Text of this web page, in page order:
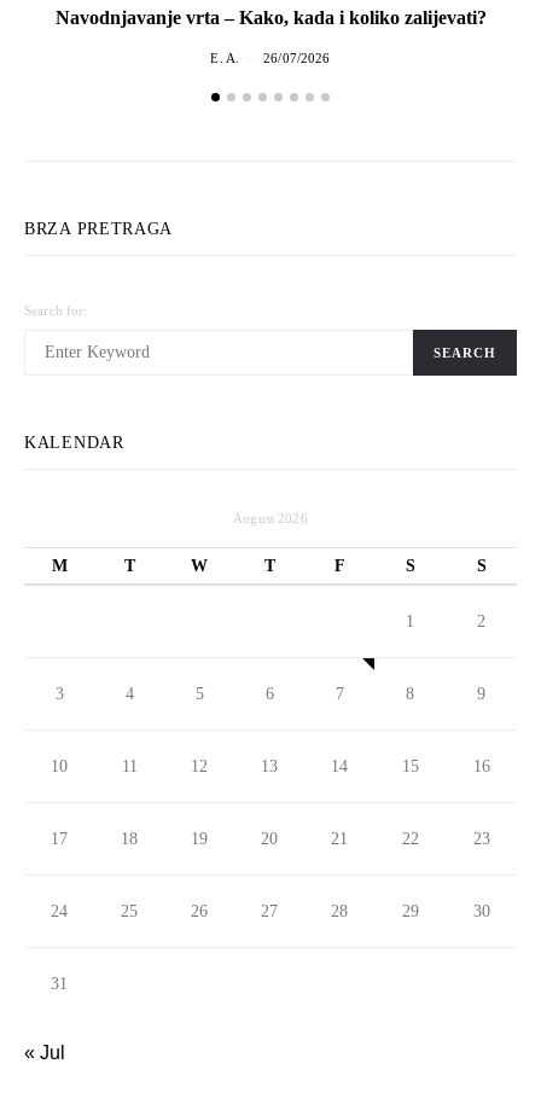
Navodnjavanje vrta – Kako, kada i koliko zalijevati?
E. A. 26/07/2026
BRZA PRETRAGA
Search for:
SEARCH
KALENDAR
August 2026
M T W T F S S
1 2
3 4 5 6 7 8 9
10 11 12 13 14 15 16
17 18 19 20 21 22 23
24 25 26 27 28 29 30
31
« Jul